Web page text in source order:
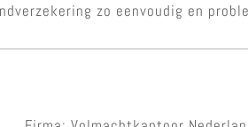
zo eenvoudig en